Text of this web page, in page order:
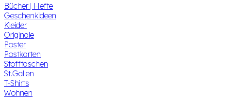
Bücher | Hefte
Geschenkideen
Kleider
Originale
Poster
Postkarten
Stofftaschen
St.Gallen
T-Shirts
Wohnen